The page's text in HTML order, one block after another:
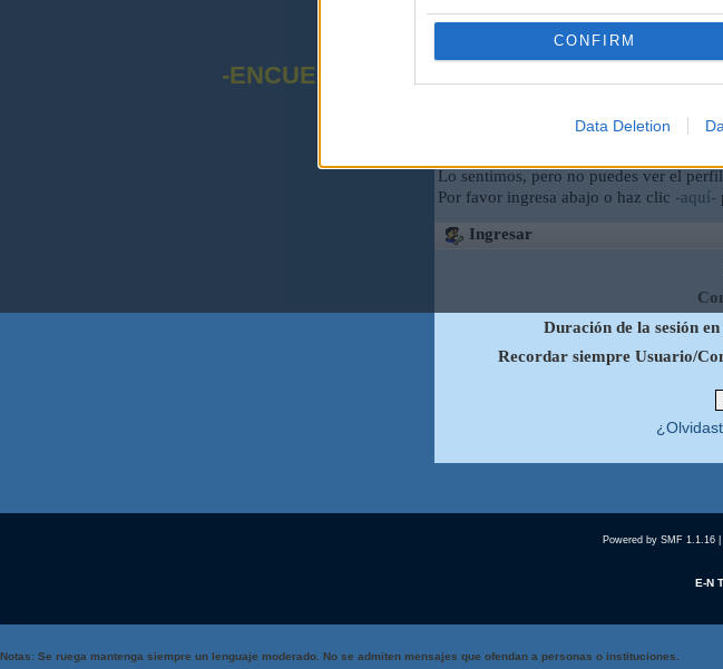
CONFIRM
Data Deletion
-ENCUESTA SOBRE EL PROCEDIMENTO
Lo sentimos, pero no puedes ver el
Por favor ingresa abajo o haz clic -aquí-
Ingresar
Duración de la sesión
Recordar siempre Usuario/
Powered by SMF 1.1.16
E-N
Notas: Se ruega mantenga siempre un lenguaje moderado. No se admiten mensajes que ofendan a personas o instituciones.